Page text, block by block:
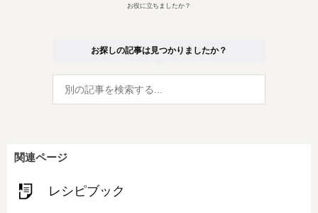
お役に立ちましたか？
お探しの記事は見つかりましたか？
関連ページ
レシピブック